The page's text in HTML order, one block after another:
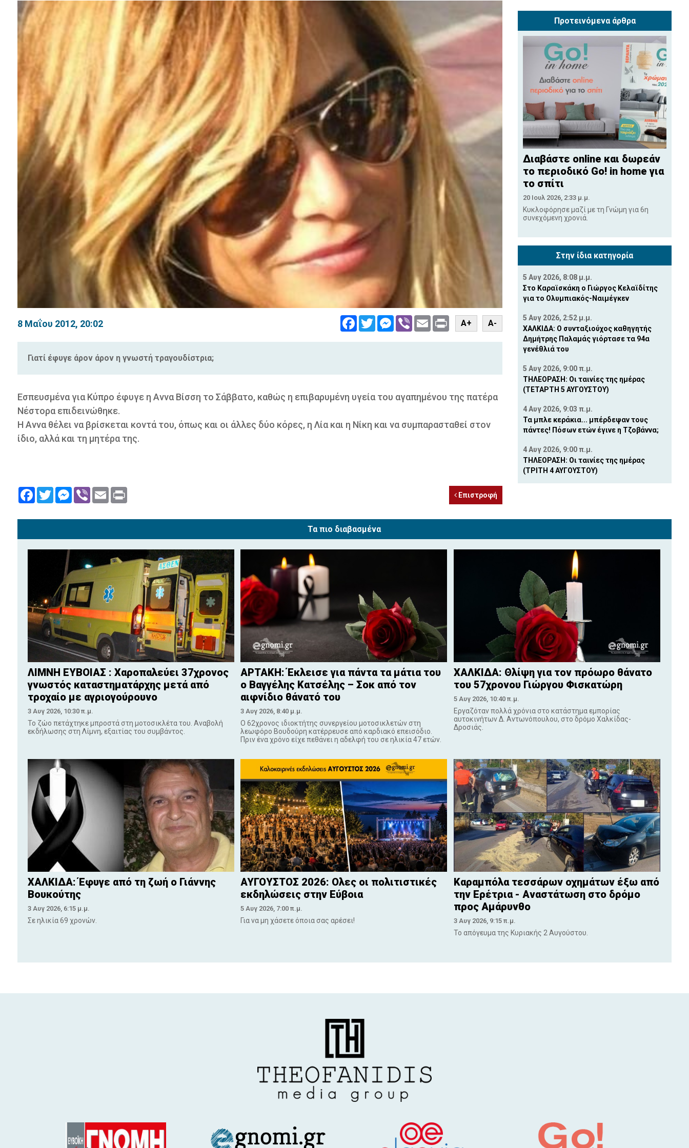
8 Μαΐου 2012, 20:02 FacebookTwitterMessenger
Viber Email PrintA+ A-
Γιατί έφυγε άρον άρον η γνωστή τραγουδίστρια;
Εσπευσμένα για Κύπρο έφυγε η Αννα Βίσση το Σάββατο, καθώς η επιβαρυμένη υγεία του αγαπημένου της πατέρα
Νέστορα επιδεινώθηκε.
Η Αννα θέλει να βρίσκεται κοντά του, όπως και οι άλλες δύο κόρες, η Λία και η Νίκη και να συμπαρασταθεί στον
ίδιο, αλλά και τη μητέρα της.
FacebookTwitterMessenger
Viber Email Print Επιστροφή
Προτεινόμενα άρθρα
Διαβάστε online και δωρεάν
το περιοδικό Go! in home για
το σπίτι
20 Ιουλ 2026, 2:33 μ.μ.
Κυκλοφόρησε μαζί με τη Γνώμη για 6η
συνεχόμενη χρονιά.
Στην ίδια κατηγορία
5 Αυγ 2026, 8:08 μ.μ.
Στο Καραϊσκάκη ο Γιώργος Κελαϊδίτης
για το Ολυμπιακός-Ναιμέγκεν
5 Αυγ 2026, 2:52 μ.μ.
ΧΑΛΚΙΔΑ: Ο συνταξιούχος καθηγητής
Δημήτρης Παλαμάς γιόρτασε τα 94α
γενέθλιά του
5 Αυγ 2026, 9:00 π.μ.
ΤΗΛΕΟΡΑΣΗ: Οι ταινίες της ημέρας
(ΤΕΤΑΡΤΗ 5 ΑΥΓΟΥΣΤΟΥ)
4 Αυγ 2026, 9:03 π.μ.
Τα μπλε κεράκια... μπέρδεψαν τους
πάντες! Πόσων ετών έγινε η Τζοβάννα;
4 Αυγ 2026, 9:00 π.μ.
ΤΗΛΕΟΡΑΣΗ: Οι ταινίες της ημέρας
(ΤΡΙΤΗ 4 ΑΥΓΟΥΣΤΟΥ)
Τα πιο διαβασμένα
ΛΙΜΝΗ ΕΥΒΟΙΑΣ : Χαροπαλεύει 37χρονος
γνωστός καταστηματάρχης μετά από
τροχαίο με αγριογούρουνο
3 Αυγ 2026, 10:30 π.μ.
Το ζώο πετάχτηκε μπροστά στη μοτοσικλέτα του. Αναβολή
εκδήλωσης στη Λίμνη, εξαιτίας του συμβάντος.
ΑΡΤΑΚΗ: Έκλεισε για πάντα τα μάτια του
ο Βαγγέλης Κατσέλης – Σοκ από τον
αιφνίδιο θάνατό του
3 Αυγ 2026, 8:40 μ.μ.
Ο 62χρονος ιδιοκτήτης συνεργείου μοτοσικλετών στη
λεωφόρο Βουδούρη κατέρρευσε από καρδιακό επεισόδιο.
Πριν ένα χρόνο είχε πεθάνει η αδελφή του σε ηλικία 47 ετών.
ΧΑΛΚΙΔΑ: Θλίψη για τον πρόωρο θάνατο
του 57χρονου Γιώργου Φισκατώρη
5 Αυγ 2026, 10:40 π.μ.
Εργαζόταν πολλά χρόνια στο κατάστημα εμπορίας
αυτοκινήτων Δ. Αντωνόπουλου, στο δρόμο Χαλκίδας-
Δροσιάς.
ΧΑΛΚΙΔΑ: Έφυγε από τη ζωή ο Γιάννης
Βουκούτης
3 Αυγ 2026, 6:15 μ.μ.
Σε ηλικία 69 χρονών.
ΑΥΓΟΥΣΤΟΣ 2026: Ολες οι πολιτιστικές
εκδηλώσεις στην Εύβοια
5 Αυγ 2026, 7:00 π.μ.
Για να μη χάσετε όποια σας αρέσει!
Καραμπόλα τεσσάρων οχημάτων έξω από
την Ερέτρια - Αναστάτωση στο δρόμο
προς Αμάρυνθο
3 Αυγ 2026, 9:15 π.μ.
Το απόγευμα της Κυριακής 2 Αυγούστου.